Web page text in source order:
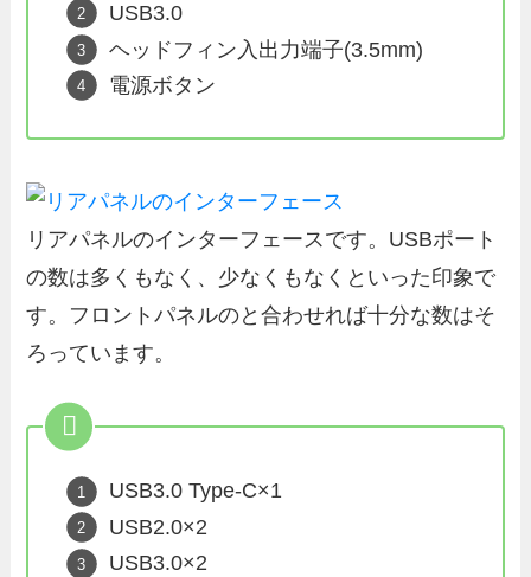
USB3.0
ヘッドフィン入出力端子(3.5mm)
電源ボタン
リアパネルのインターフェースです。USBポート
の数は多くもなく、少なくもなくといった印象で
す。フロントパネルのと合わせれば十分な数はそ
ろっています。
USB3.0 Type-C×1
USB2.0×2
USB3.0×2